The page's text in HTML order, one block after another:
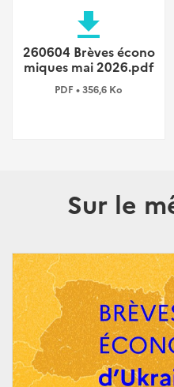
file_download
260604 Brèves écono
miques mai 2026.pdf
PDF • 356,6 Ko
Sur le